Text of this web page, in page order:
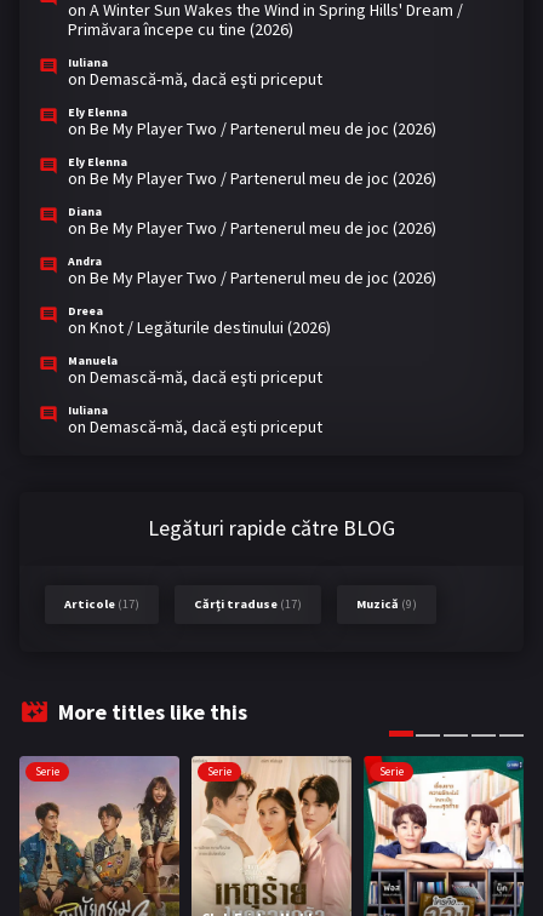
on A Winter Sun Wakes the Wind in Spring Hills' Dream /
Primăvara începe cu tine (2026)
Iuliana
on Demască-mă, dacă eşti priceput
Ely Elenna
on Be My Player Two / Partenerul meu de joc (2026)
Ely Elenna
on Be My Player Two / Partenerul meu de joc (2026)
Diana
on Be My Player Two / Partenerul meu de joc (2026)
Andra
on Be My Player Two / Partenerul meu de joc (2026)
Dreea
on Knot / Legăturile destinului (2026)
Manuela
on Demască-mă, dacă eşti priceput
Iuliana
on Demască-mă, dacă eşti priceput
Legături rapide către BLOG
Articole (17) Cărți traduse (17) Muzică (9)
More titles like this
Serie Serie Serie